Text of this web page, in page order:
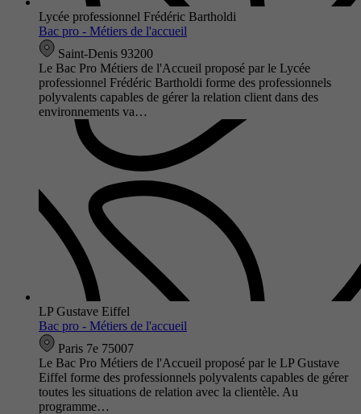
Lycée professionnel Frédéric Bartholdi
Bac pro - Métiers de l'accueil
Saint-Denis 93200
Le Bac Pro Métiers de l'Accueil proposé par le Lycée
professionnel Frédéric Bartholdi forme des professionnels
polyvalents capables de gérer la relation client dans des
environnements va…
LP Gustave Eiffel
Bac pro - Métiers de l'accueil
Paris 7e 75007
Le Bac Pro Métiers de l'Accueil proposé par le LP Gustave
Eiffel forme des professionnels polyvalents capables de gérer
toutes les situations de relation avec la clientèle. Au
programme…